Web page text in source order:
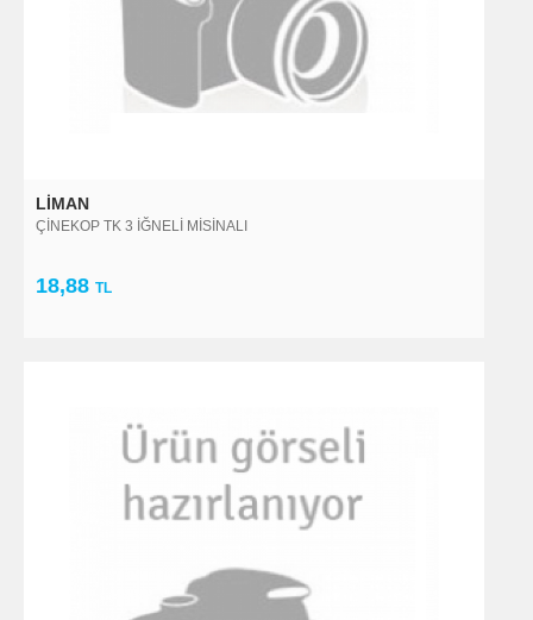
LIMAN
ÇİNEKOP TK 3 İĞNELİ MİSİNALI
18,88 TL